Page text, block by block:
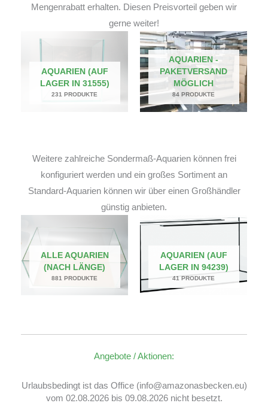
Mengenrabatt erhalten. Diesen Preisvorteil geben wir
gerne weiter!
AQUARIEN (AUF
LAGER IN 31555)
231 PRODUKTE
AQUARIEN -
PAKETVERSAND
MÖGLICH
84 PRODUKTE
Weitere zahlreiche Sondermaß-Aquarien können frei
konfiguriert werden und ein großes Sortiment an
Standard-Aquarien können wir über einen Großhändler
günstig anbieten.
ALLE AQUARIEN
(NACH LÄNGE)
881 PRODUKTE
AQUARIEN (AUF
LAGER IN 94239)
41 PRODUKTE
Angebote / Aktionen:
Urlaubsbedingt ist das Office (info@amazonasbecken.eu)
vom 02.08.2026 bis 09.08.2026 nicht besetzt.